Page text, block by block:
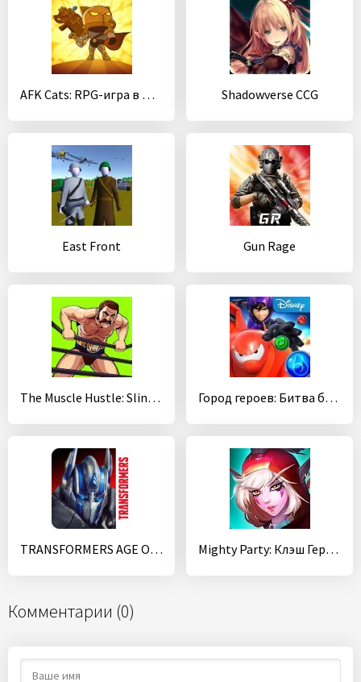
AFK Cats: RPG-игра в жанре Idle с эпичными битвами Shadowverse CCG
East Front Gun Rage
The Muscle Hustle: Slingshot Wrestling Город героев: Битва ботов
TRANSFORMERS AGE OF EXTINCTION Mighty Party: Клэш Героев
Комментарии (0)